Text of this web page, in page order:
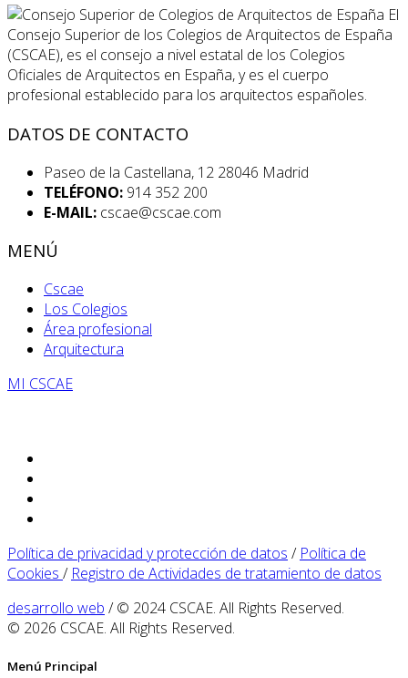
El
Consejo Superior de los Colegios de Arquitectos de España
(CSCAE), es el consejo a nivel estatal de los Colegios
Oficiales de Arquitectos en España, y es el cuerpo
profesional establecido para los arquitectos españoles.
DATOS DE CONTACTO
Paseo de la Castellana, 12 28046 Madrid
TELÉFONO: 914 352 200
E-MAIL: cscae@cscae.com
MENÚ
Cscae
Los Colegios
Área profesional
Arquitectura
MI CSCAE
Política de privacidad y protección de datos / Política de
Cookies / Registro de Actividades de tratamiento de datos
desarrollo web / © 2024 CSCAE. All Rights Reserved.
© 2026 CSCAE. All Rights Reserved.
Menú Principal